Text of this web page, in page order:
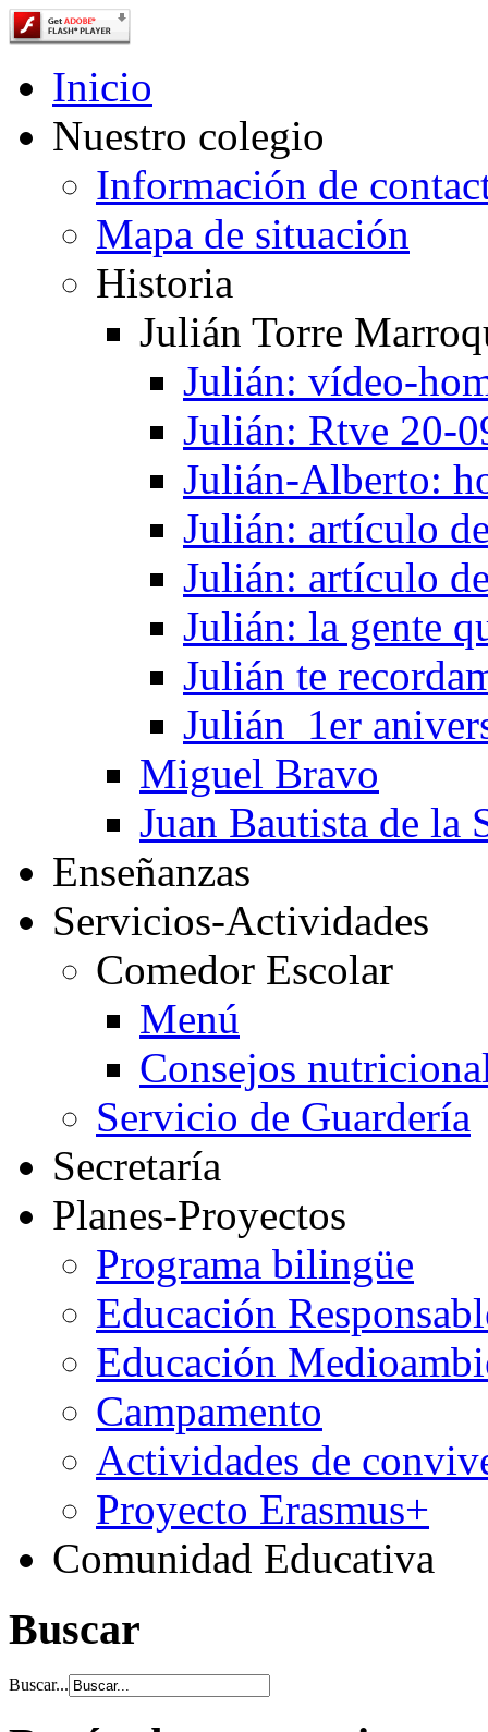
Inicio
Nuestro colegio
Información de
Mapa de situación
Historia
Julián Torre
Julián: vídeo-
Julián: Rtve 20-
Julián-Alberto:
Julián: artículo
Julián: artículo
Julián: la gente
Julián te
Julián_1er
Miguel Bravo
Juan Bautista de la
Enseñanzas
Servicios-Actividades
Comedor Escolar
Menú
Consejos
Servicio de Guardería
Secretaría
Planes-Proyectos
Programa bilingüe
Educación
Educación
Campamento
Actividades de
Proyecto Erasmus+
Comunidad Educativa
Buscar
Buscar...